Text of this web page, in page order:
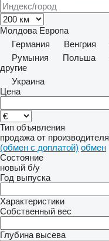
Молдова Европа
Германия
Венгрия
Румыния
Польша
другие
Украина
Цена
Тип объявления
продажа от производителя
(обмен с доплатой) обмен
Состояние
новый б/у
Год выпуска
Характеристики
Собственный вес
Глубина высева